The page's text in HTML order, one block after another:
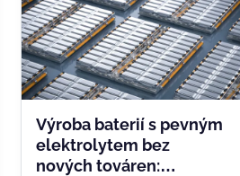
Výroba baterií s pevným
elektrolytem bez
nových továren: